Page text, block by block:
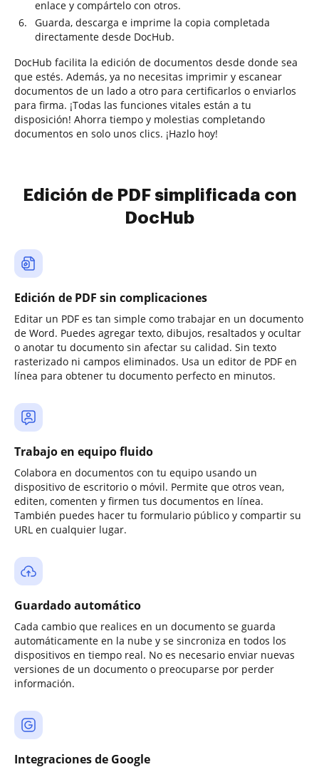
enlace y compártelo con otros.
Guarda, descarga e imprime la copia completada
directamente desde DocHub.
DocHub facilita la edición de documentos desde donde sea
que estés. Además, ya no necesitas imprimir y escanear
documentos de un lado a otro para certificarlos o enviarlos
para firma. ¡Todas las funciones vitales están a tu
disposición! Ahorra tiempo y molestias completando
documentos en solo unos clics. ¡Hazlo hoy!
Edición de PDF simplificada con
DocHub
Edición de PDF sin complicaciones
Editar un PDF es tan simple como trabajar en un documento
de Word. Puedes agregar texto, dibujos, resaltados y ocultar
o anotar tu documento sin afectar su calidad. Sin texto
rasterizado ni campos eliminados. Usa un editor de PDF en
línea para obtener tu documento perfecto en minutos.
Trabajo en equipo fluido
Colabora en documentos con tu equipo usando un
dispositivo de escritorio o móvil. Permite que otros vean,
editen, comenten y firmen tus documentos en línea.
También puedes hacer tu formulario público y compartir su
URL en cualquier lugar.
Guardado automático
Cada cambio que realices en un documento se guarda
automáticamente en la nube y se sincroniza en todos los
dispositivos en tiempo real. No es necesario enviar nuevas
versiones de un documento o preocuparse por perder
información.
Integraciones de Google